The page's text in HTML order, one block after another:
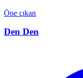
Öne çıkan
Den Den